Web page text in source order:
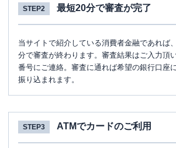
STEP2 最短20分で審査が完了
当サイトで紹介している消費者金融であれば
分で審査が終わります。審査結果はご入力頂
番号にご連絡。審査に通れば希望の銀行口座
振り込まれます。
STEP3 ATMでカードのご利用